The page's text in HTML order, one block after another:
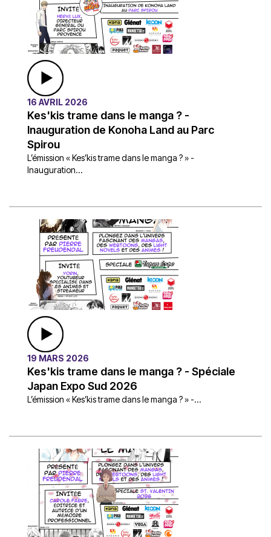
16 AVRIL 2026
Kes'kis trame dans le manga ? -
Inauguration de Konoha Land au Parc
Spirou
L’émission « Kes’kis trame dans le manga ? » -
Inauguration...
19 MARS 2026
Kes'kis trame dans le manga ? - Spéciale
Japan Expo Sud 2026
L’émission « Kes’kis trame dans le manga ? » -...